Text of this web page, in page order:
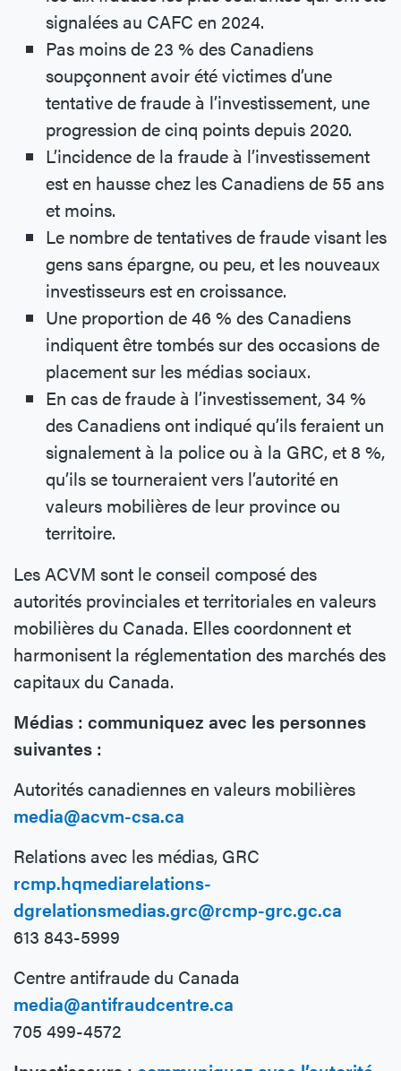
signalées au CAFC en 2024.
Pas moins de 23 % des Canadiens
soupçonnent avoir été victimes d’une
tentative de fraude à l’investissement, une
progression de cinq points depuis 2020.
L’incidence de la fraude à l’investissement
est en hausse chez les Canadiens de 55 ans
et moins.
Le nombre de tentatives de fraude visant les
gens sans épargne, ou peu, et les nouveaux
investisseurs est en croissance.
Une proportion de 46 % des Canadiens
indiquent être tombés sur des occasions de
placement sur les médias sociaux.
En cas de fraude à l’investissement, 34 %
des Canadiens ont indiqué qu’ils feraient un
signalement à la police ou à la GRC, et 8 %,
qu’ils se tourneraient vers l’autorité en
valeurs mobilières de leur province ou
territoire.
Les ACVM sont le conseil composé des
autorités provinciales et territoriales en valeurs
mobilières du Canada. Elles coordonnent et
harmonisent la réglementation des marchés des
capitaux du Canada.
Médias : communiquez avec les personnes
suivantes :
Autorités canadiennes en valeurs mobilières
media@acvm-csa.ca
Relations avec les médias, GRC
rcmp.hqmediarelations-
dgrelationsmedias.grc@rcmp-grc.gc.ca
613 843-5999
Centre antifraude du Canada
media@antifraudcentre.ca
705 499-4572